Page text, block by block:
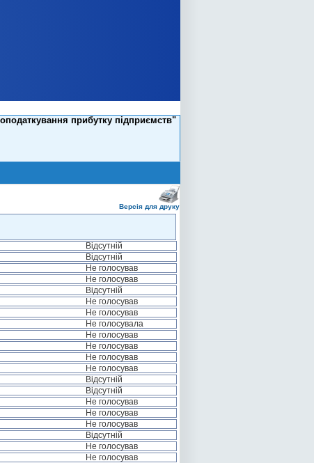
прибутку підприємств"
Версія для друку
Відсутній
Відсутній
Не голосував
Не голосував
Відсутній
Не голосував
Не голосував
Не голосувала
Не голосував
Не голосував
Не голосував
Не голосував
Відсутній
Відсутній
Не голосував
Не голосував
Не голосував
Відсутній
Не голосував
Не голосував